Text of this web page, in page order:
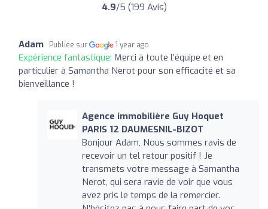
4.9/5 (199 Avis)
Adam Publiée sur 1 year ago
Expérience fantastique: Merci à toute l’équipe et en
particulier à Samantha Nerot pour son efficacité et sa
bienveillance !
Agence immobilière Guy Hoquet
PARIS 12 DAUMESNIL-BIZOT
Bonjour Adam, Nous sommes ravis de
recevoir un tel retour positif ! Je
transmets votre message à Samantha
Nerot, qui sera ravie de voir que vous
avez pris le temps de la remercier.